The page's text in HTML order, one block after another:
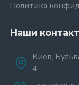
Политика
Наши
Киев,
4